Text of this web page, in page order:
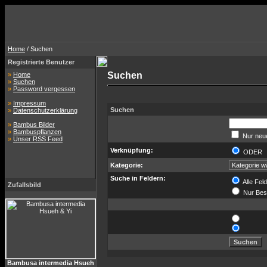
Home / Suchen
Registrierte Benutzer
» Home
» Suchen
» Password vergessen
» Impressum
» Datenschutzerklärung
» Bambus Bilder
» Bambuspflanzen
» Unser RSS Feed
Zufallsbild
Bambusa intermedia Hsueh
Suchen
Suchen
Nur
Verknüpfung:
ODER
Kategorie:
Suche in Feldern:
Alle
Nur